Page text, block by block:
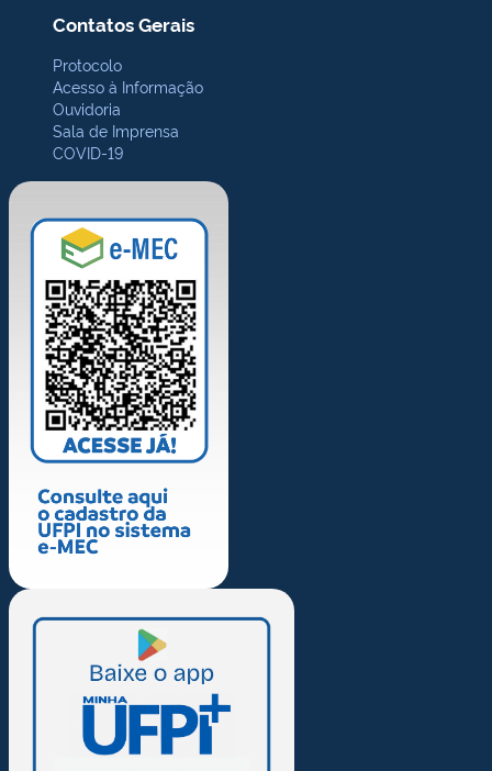
Contatos Gerais
Protocolo
Acesso à Informação
Ouvidoria
Sala de Imprensa
COVID-19